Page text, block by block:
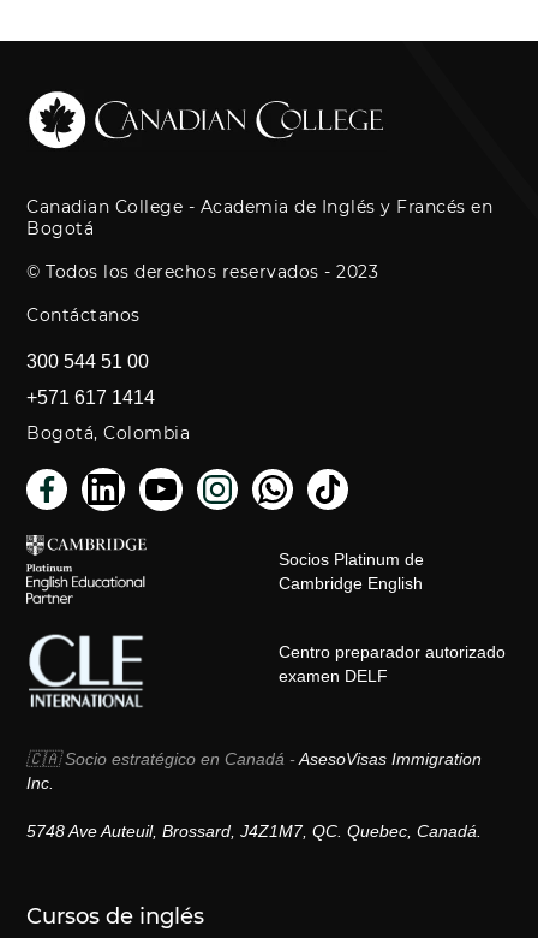
Canadian College - Academia de Inglés y Francés en
Bogotá
© Todos los derechos reservados - 2023
Contáctanos
300 544 51 00
+571 617 1414
Bogotá, Colombia
Socios Platinum de
Cambridge English
Centro preparador autorizado
examen DELF
🇨🇦 Socio estratégico en Canadá -AsesoVisas Immigration
Inc.
5748 Ave Auteuil, Brossard, J4Z1M7, QC. Quebec, Canadá.
Cursos de inglés